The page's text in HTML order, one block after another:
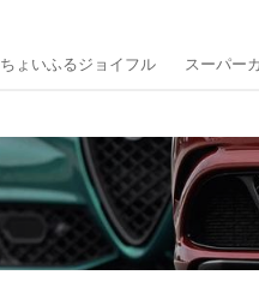
ちょいふるジョイフル スーパー